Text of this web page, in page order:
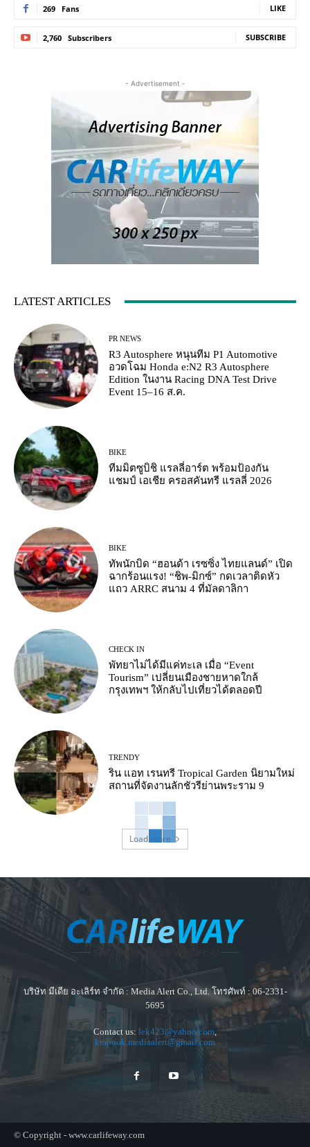
269 Fans LIKE
2,760 Subscribers SUBSCRIBE
- Advertisement -
LATEST ARTICLES
PR NEWS
R3 Autosphere หนุนทีม P1 Automotive
อวดโฉม Honda e:N2 R3 Autosphere
Edition ในงาน Racing DNA Test Drive
Event 15–16 ส.ค.
BIKE
ทีมมิตซูบิชิ แรลลี่อาร์ต พร้อมป้องกัน
แชมป์ เอเชีย ครอสคันทรี แรลลี่ 2026
BIKE
ทัพนักบิด “ฮอนด้า เรซซิ่ง ไทยแลนด์” เปิด
ฉากร้อนแรง! “ชิพ-มิกซ์” กดเวลาติดหัว
แถว ARRC สนาม 4 ที่มัลดาลิกา
CHECK IN
พัทยาไม่ได้มีแค่ทะเล เมื่อ “Event
Tourism” เปลี่ยนเมืองชายหาดใกล้
กรุงเทพฯ ให้กลับไปเที่ยวได้ตลอดปี
TRENDY
ริน แอท เรนทรี Tropical Garden นิยามใหม่
สถานที่จัดงานลักชัวรีย่านพระราม 9
Load more
บริษัท มีเดีย อะเลิร์ท จำกัด : Media Alert Co., Ltd. โทรศัพท์ : 06-2331-
5695
Contact us: lek423@yahoo.com,
krapook.mediaalert@gmail.com
© Copyright - www.carlifeway.com